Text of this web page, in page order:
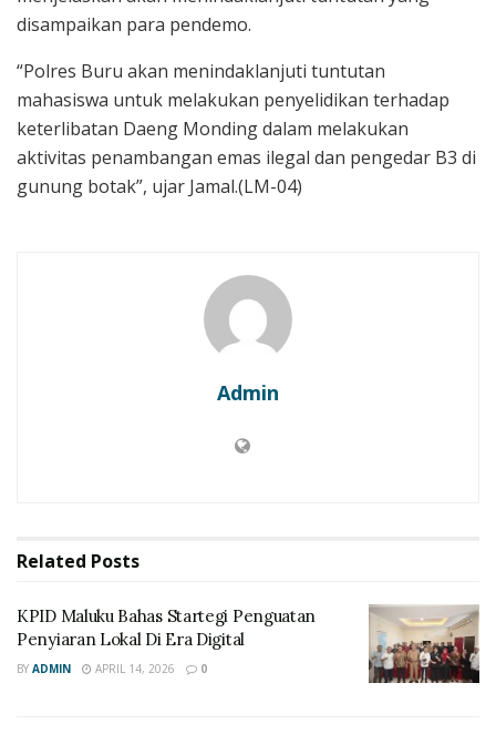
disampaikan para pendemo.
“Polres Buru akan menindaklanjuti tuntutan
mahasiswa untuk melakukan penyelidikan terhadap
keterlibatan Daeng Monding dalam melakukan
aktivitas penambangan emas ilegal dan pengedar B3 di
gunung botak”, ujar Jamal.(LM-04)
Admin
Related Posts
KPID Maluku Bahas Startegi Penguatan
Penyiaran Lokal Di Era Digital
BY ADMIN APRIL 14, 2026 0